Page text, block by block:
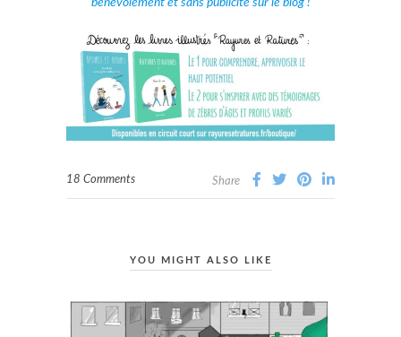
bénévolement et sans publicité sur le blog !
18 Comments Share
YOU MIGHT ALSO LIKE